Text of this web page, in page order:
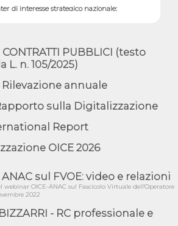
di interesse strategico nazionale;
Stretto di Messina: deliberata la
dal Cipess via libera al quinto lotto
industriale in calo dell'1% a giugno,
il d.lgs. di adeguamento all’AI Act in
europea in Cdm per recepimento
CONTRATTI PUBBLICI (testo
n. 105/2025)
Rilevazione annuale
sulla Digitalizzazione
Report
OICE 2026
sul FVOE: video e relazioni
webinar OICE-ANAC sul Fascicolo Virtuale dell'Operatore
2022
- RC professionale e